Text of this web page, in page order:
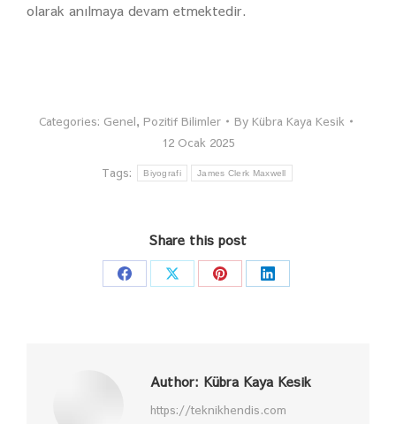
olarak anılmaya devam etmektedir.
Categories: Genel, Pozitif Bilimler By Kübra Kaya Kesik
12 Ocak 2025
Tags:
Biyografi James Clerk Maxwell
Share this post
Share Share Share Share
Author: Kübra Kaya Kesik
https://teknikhendis.com